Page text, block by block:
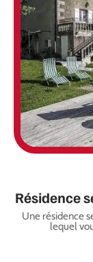
Résidence
Une résidence
lequel